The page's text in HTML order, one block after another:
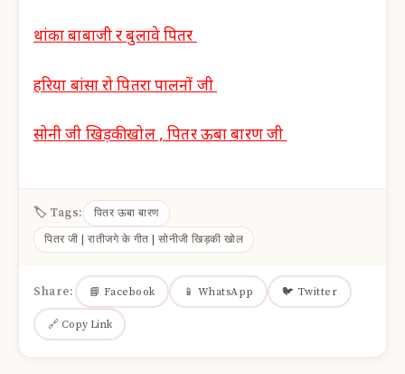
थांका बाबाजी र बुलावे पितर
हरिया बांसा रो पितरा पालनों जी
सोनी जी खिड़की खोल , पितर ऊबा बारण जी
🏷 Tags:
पितर ऊबा बारण
पितर जी | रातीजगे के गीत | सोनीजी खिड़की खोल
Share: 📘 Facebook 📱 WhatsApp 🐦 Twitter
🔗 Copy Link